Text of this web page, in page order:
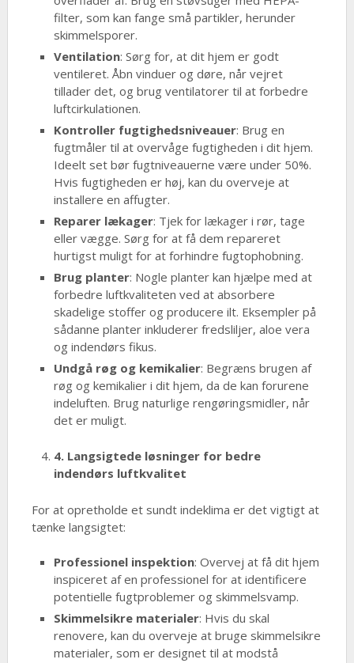
filter, som kan fange små partikler, herunder
skimmelsporer.
Ventilation: Sørg for, at dit hjem er godt
ventileret. Åbn vinduer og døre, når vejret
tillader det, og brug ventilatorer til at forbedre
luftcirkulationen.
Kontroller fugtighedsniveauer: Brug en
fugtmåler til at overvåge fugtigheden i dit hjem.
Ideelt set bør fugtniveauerne være under 50%.
Hvis fugtigheden er høj, kan du overveje at
installere en affugter.
Reparer lækager: Tjek for lækager i rør, tage
eller vægge. Sørg for at få dem repareret
hurtigst muligt for at forhindre fugtophobning.
Brug planter: Nogle planter kan hjælpe med at
forbedre luftkvaliteten ved at absorbere
skadelige stoffer og producere ilt. Eksempler på
sådanne planter inkluderer fredsliljer, aloe vera
og indendørs fikus.
Undgå røg og kemikalier: Begræns brugen af
røg og kemikalier i dit hjem, da de kan forurene
indeluften. Brug naturlige rengøringsmidler, når
det er muligt.
4. Langsigtede løsninger for bedre
indendørs luftkvalitet
For at opretholde et sundt indeklima er det vigtigt at
tænke langsigtet:
Professionel inspektion: Overvej at få dit hjem
inspiceret af en professionel for at identificere
potentielle fugtproblemer og skimmelsvamp.
Skimmelsikre materialer: Hvis du skal
renovere, kan du overveje at bruge skimmelsikre
materialer, som er designet til at modstå